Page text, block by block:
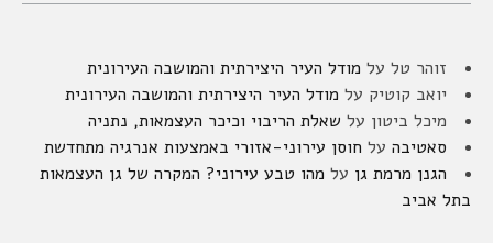
זוהר טל על מודל העיר היצירתית והמושבה העירונית
יואב קוטיק על מודל העיר היצירתית והמושבה העירונית
מיכל ביטון על שאלת הריבוי וכיכר העצמאות, נתניה
סאטיבה על חוסן עירוני-אזורי באמצעות אנרגיה מתחדשת
הגנן מרמת גן על מהו טבע עירוני? המקרה של גן העצמאות
בתל אביב